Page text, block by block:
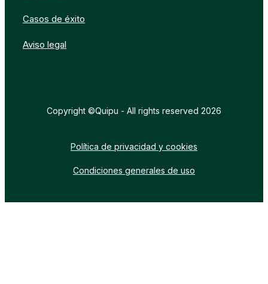
Casos de éxito
Aviso legal
Copyright ©Quipu - All rights reserved 2026
Política de privacidad y cookies
Condiciones generales de uso